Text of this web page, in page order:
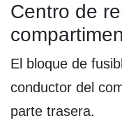
Centro de
El bloque de
conductor del
parte trasera.